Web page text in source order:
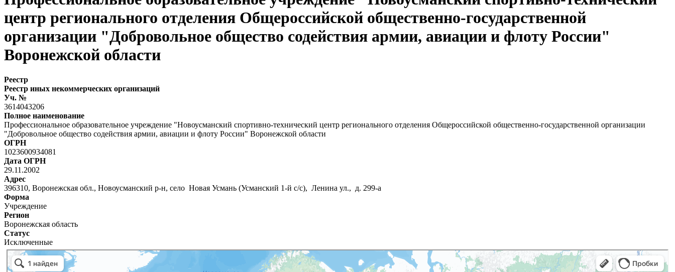
центр регионального отделения Общероссийской общественно-государственной
организации "Добровольное общество содействия армии, авиации и флоту России"
Воронежской области
Реестр
Реестр иных некоммерческих организаций
Уч. №
3614043206
Полное наименование
Профессиональное образовательное учреждение "Новоусманский спортивно-технический центр регионального отделения Общероссийской общественно-государственной организации
"Добровольное общество содействия армии, авиации и флоту России" Воронежской области
ОГРН
1023600934081
Дата ОГРН
29.11.2002
Адрес
396310, Воронежская обл., Новоусманский р-н, село Новая Усмань (Усманский 1-й с/с), Ленина ул., д. 299-а
Форма
Учреждение
Регион
Воронежская область
Статус
Исключенные